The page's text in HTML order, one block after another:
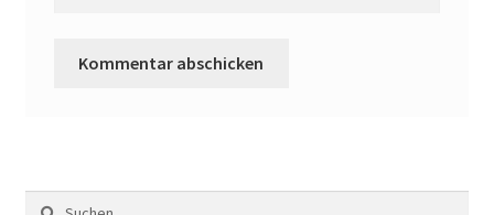
Suchen